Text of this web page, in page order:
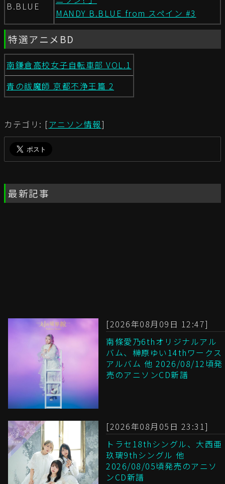
B.BLUE
MANDY B.BLUE from スペイン #3
特選アニメBD
南鎌倉高校女子自転車部 VOL.1
青の祓魔師 京都不浄王篇 2
カテゴリ: [アニソン情報]
最新記事
[2026年08月09日 12:47]
南條愛乃6thオリジナルアル
バム、榊原ゆい14thワークス
アルバム 他 2026/08/12頃発
売のアニソンCD新譜
[2026年08月05日 23:31]
トラセ18thシングル、大西亜
玖璃9thシングル 他
2026/08/05頃発売のアニソ
ンCD新譜